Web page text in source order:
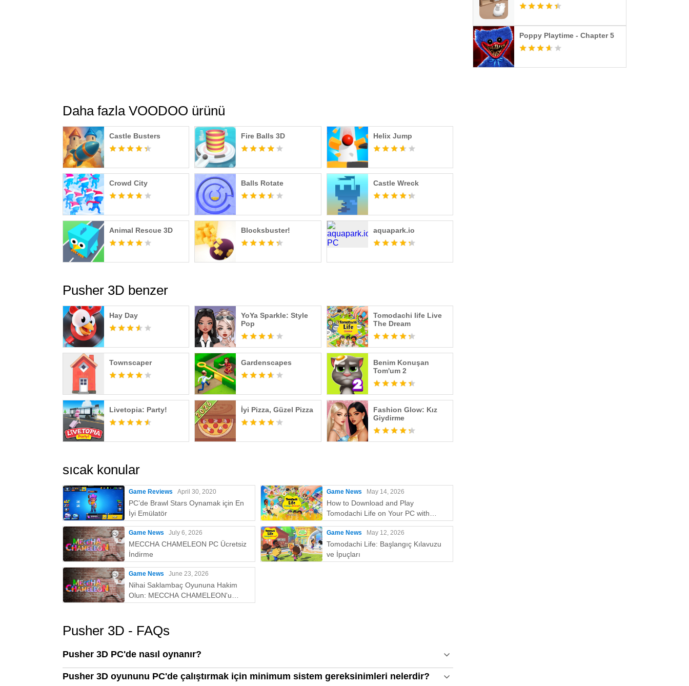
Daha fazla VOODOO ürünü
Castle Busters Fire Balls 3D Helix Jump
Crowd City Balls Rotate Castle Wreck
Animal Rescue 3D Blocksbuster! aquapark.io
Pusher 3D benzer
Hay Day
YoYa Sparkle: Style
Pop
Tomodachi life Live
The Dream
Townscaper Gardenscapes
Benim Konuşan
Tom'um 2
Livetopia: Party! İyi Pizza, Güzel Pizza
Fashion Glow: Kız
Giydirme
sıcak konular
Game Reviews April 30, 2020
PC’de Brawl Stars Oynamak için En
İyi Emülatör
Game News July 6, 2026
MECCHA CHAMELEON PC Ücretsiz
İndirme
Game News June 23, 2026
Nihai Saklambaç Oyununa Hakim
Olun: MECCHA CHAMELEON'u
PC'de Oynamak İçin Neden MEmu En
Game News May 14, 2026
How to Download and Play
Tomodachi Life on Your PC with
MEmu
Game News May 12, 2026
Tomodachi Life: Başlangıç Kılavuzu
ve İpuçları
Pusher 3D - FAQs
Pusher 3D PC'de nasıl oynanır?
Pusher 3D oyununu PC'de çalıştırmak için minimum sistem gereksinimleri nelerdir?
Poppy Playtime - Chapter 5